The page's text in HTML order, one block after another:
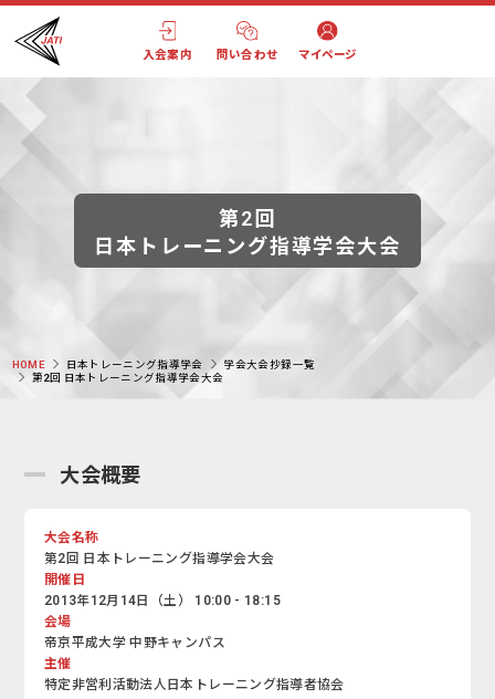
入会案内 問い合わせ マイページ
第2回
日本トレーニング指導学会大会
HOME 日本トレーニング指導学会
学会大会抄録一覧
第2回 日本トレーニング指導学会大会
大会概要
大会名称
第2回 日本トレーニング指導学会大会
開催日
2013年12月14日（土） 10:00 - 18:15
会場
帝京平成大学 中野キャンパス
主催
特定非営利活動法人日本トレーニング指導者協会